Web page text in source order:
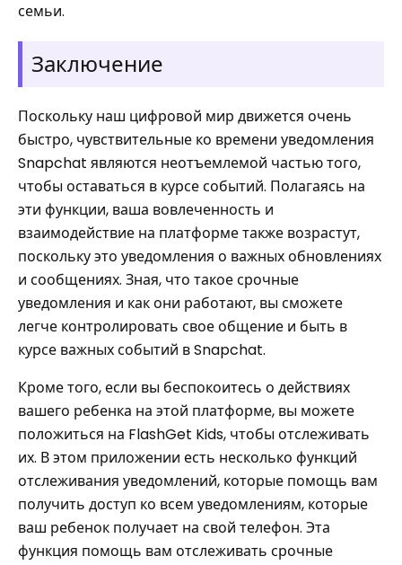
семьи.
Заключение
Поскольку наш цифровой мир движется очень
быстро, чувствительные ко времени уведомления
Snapchat являются неотъемлемой частью того,
чтобы оставаться в курсе событий. Полагаясь на
эти функции, ваша вовлеченность и
взаимодействие на платформе также возрастут,
поскольку это уведомления о важных обновлениях
и сообщениях. Зная, что такое срочные
уведомления и как они работают, вы сможете
легче контролировать свое общение и быть в
курсе важных событий в Snapchat.
Кроме того, если вы беспокоитесь о действиях
вашего ребенка на этой платформе, вы можете
положиться на FlashGet Kids, чтобы отслеживать
их. В этом приложении есть несколько функций
отслеживания уведомлений, которые помощь вам
получить доступ ко всем уведомлениям, которые
ваш ребенок получает на свой телефон. Эта
функция помощь вам отслеживать срочные